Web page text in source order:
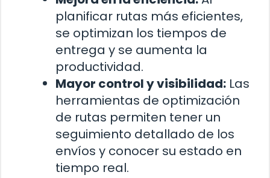
planificar rutas más eficientes,
se optimizan los tiempos de
entrega y se aumenta la
productividad.
Mayor control y visibilidad: Las
herramientas de optimización
de rutas permiten tener un
seguimiento detallado de los
envíos y conocer su estado en
tiempo real.